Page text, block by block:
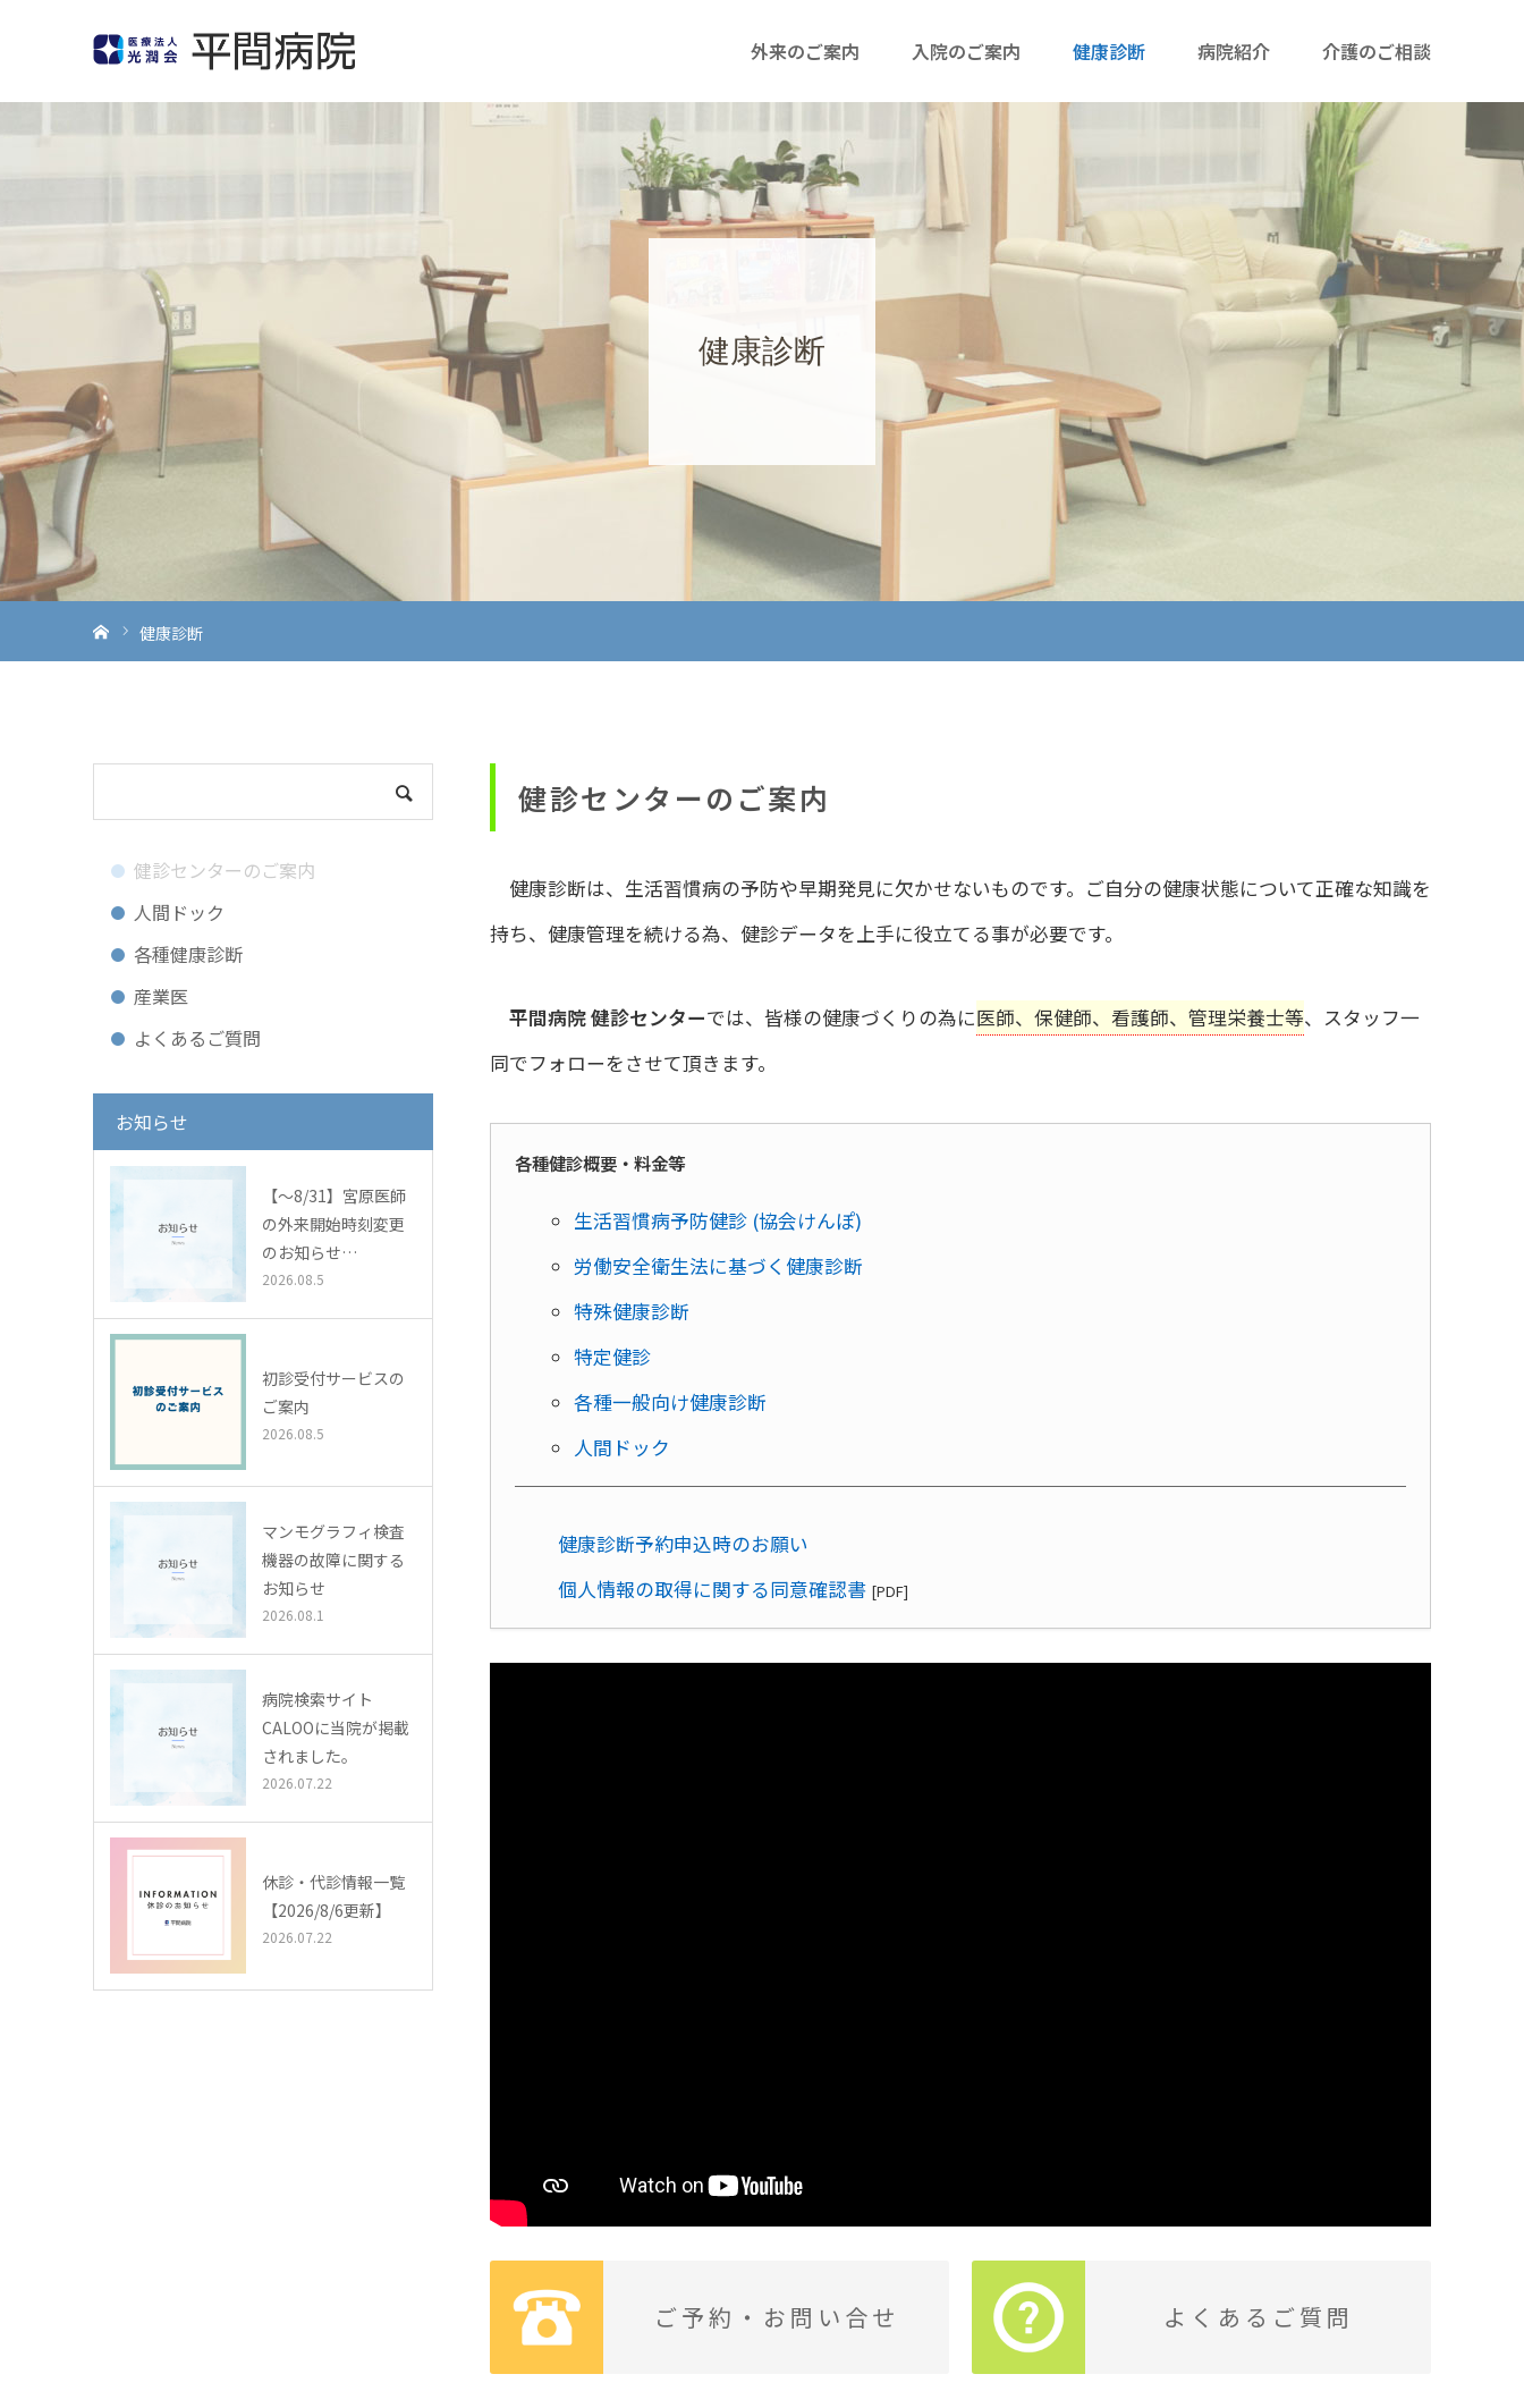
外来のご案内 入院のご案内 健康診断 病院紹介 介護のご相談
健康診断
健康診断
健診センターのご案内
健康診断は、生活習慣病の予防や早期発見に欠かせないものです。ご自分の健康状態について正確な知識を
持ち、健康管理を続ける為、健診データを上手に役立てる事が必要です。
平間病院 健診センターでは、皆様の健康づくりの為に医師、保健師、看護師、管理栄養士等、スタッフ一
同でフォローをさせて頂きます。
各種健診概要・料金等
生活習慣病予防健診 (協会けんぽ)
労働安全衛生法に基づく健康診断
特殊健康診断
特定健診
各種一般向け健康診断
人間ドック
健康診断予約申込時のお願い
個人情報の取得に関する同意確認書 [PDF]
ご予約・お問い合せ よくあるご質問
健診センターのご案内
人間ドック
各種健康診断
産業医
よくあるご質問
お知らせ
【～8/31】宮原医師
の外来開始時刻変更
のお知らせ…
2026.08.5
初診受付サービスの
ご案内
2026.08.5
マンモグラフィ検査
機器の故障に関する
お知らせ
2026.08.1
病院検索サイト
CALOOに当院が掲載
されました。
2026.07.22
休診・代診情報一覧
【2026/8/6更新】
2026.07.22